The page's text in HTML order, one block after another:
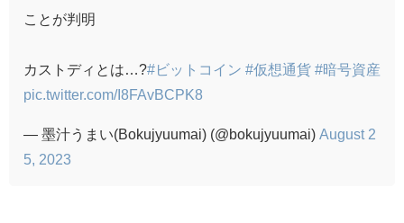
ことが判明
カストディとは…?#ビットコイン #仮想通貨 #暗号資産
pic.twitter.com/I8FAvBCPK8
— 墨汁うまい(Bokujyuumai) (@bokujyuumai) August 2
5, 2023